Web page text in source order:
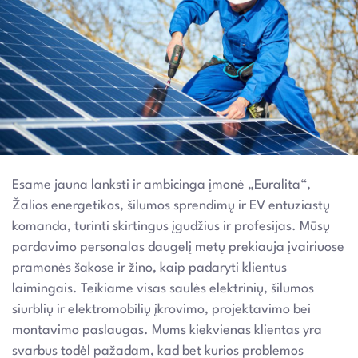
Esame jauna lanksti ir ambicinga įmonė „Euralita“,
Žalios energetikos, šilumos sprendimų ir EV entuziastų
komanda, turinti skirtingus įgudžius ir profesijas. Mūsų
pardavimo personalas daugelį metų prekiauja įvairiuose
pramonės šakose ir žino, kaip padaryti klientus
laimingais. Teikiame visas saulės elektrinių, šilumos
siurblių ir elektromobilių įkrovimo, projektavimo bei
montavimo paslaugas. Mums kiekvienas klientas yra
svarbus todėl pažadam, kad bet kurios problemos